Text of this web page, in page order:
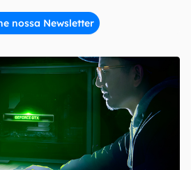
nossa Newsletter
e concordo com os Termos de
do Canaltech.